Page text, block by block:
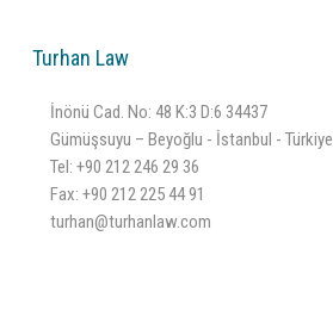
Turhan Law
İnönü Cad. No: 48 K:3 D:6 34437
Gümüşsuyu – Beyoğlu - İstanbul - Türkiye
Tel: +90 212 246 29 36
Fax: +90 212 225 44 91
turhan@turhanlaw.com